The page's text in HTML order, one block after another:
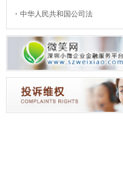
中华人民共和国公司法